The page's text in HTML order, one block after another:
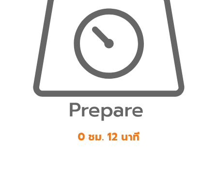
0 ชม. 12 นาที